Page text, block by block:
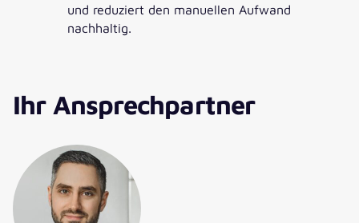
und reduziert den manuellen Aufwand
nachhaltig.
Ihr Ansprechpartner